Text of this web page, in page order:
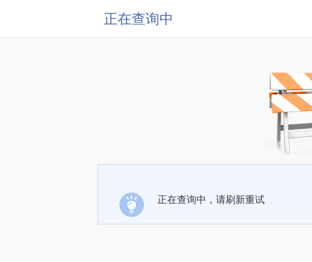
正在查询中
正在查询中，请刷新重试